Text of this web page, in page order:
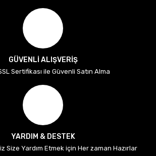
GÜVENLİ ALIŞVERİŞ
Sertifikası ile Güvenli Satın Alma
YARDIM & DESTEK
Size Yardım Etmek için Her zaman Hazırlar